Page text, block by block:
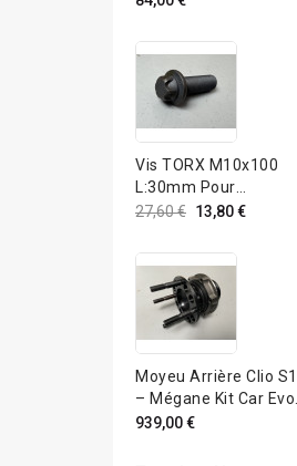
Vis TORX M10x100
L:30mm Pour
Autobloquant JB3 /...
27,60 € 13,80 €
Moyeu Arrière Clio
– Mégane Kit Car Evo
2000
939,00 €